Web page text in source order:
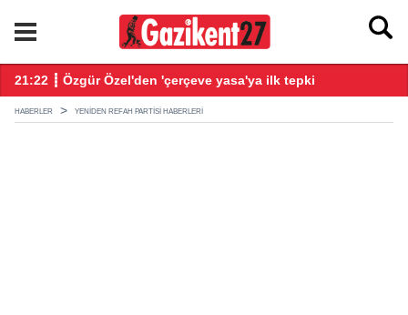
21:22 ┋ Özgür Özel'den 'çerçeve yasa'ya ilk tepki
HABERLER YENIDEN REFAH PARTISI HABERLERI